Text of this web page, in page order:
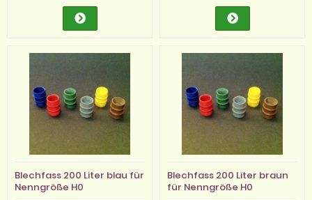
Blechfass 200 Liter blau für
Nenngröße H0
Blechfass 200 Liter braun
für Nenngröße H0